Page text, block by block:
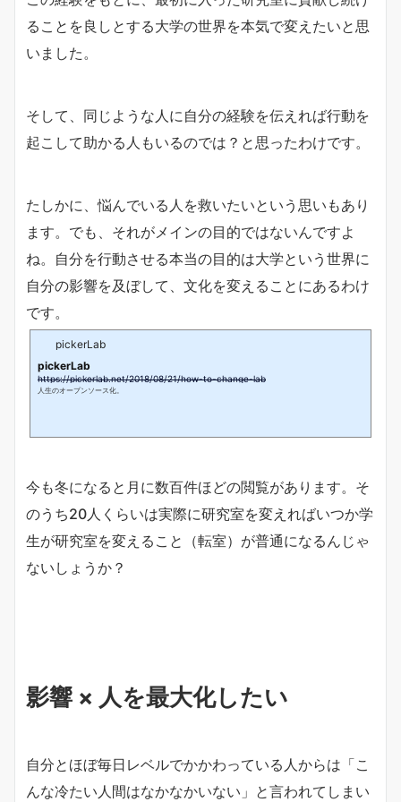
ることを良しとする大学の世界を本気で変えたいと思
いました。
そして、同じような人に自分の経験を伝えれば行動を
起こして助かる人もいるのでは？と思ったわけです。
たしかに、悩んでいる人を救いたいという思いもあり
ます。でも、それがメインの目的ではないんですよ
ね。自分を行動させる本当の目的は大学という世界に
自分の影響を及ぼして、文化を変えることにあるわけ
です。
pickerLab
pickerLab
https://pickerlab.net/2018/08/21/how-to-change-lab
人生のオープンソース化。
今も冬になると月に数百件ほどの閲覧があります。そ
のうち20人くらいは実際に研究室を変えればいつか学
生が研究室を変えること（転室）が普通になるんじゃ
ないしょうか？
影響 × 人を最大化したい
自分とほぼ毎日レベルでかかわっている人からは「こ
んな冷たい人間はなかなかいない」と言われてしまい